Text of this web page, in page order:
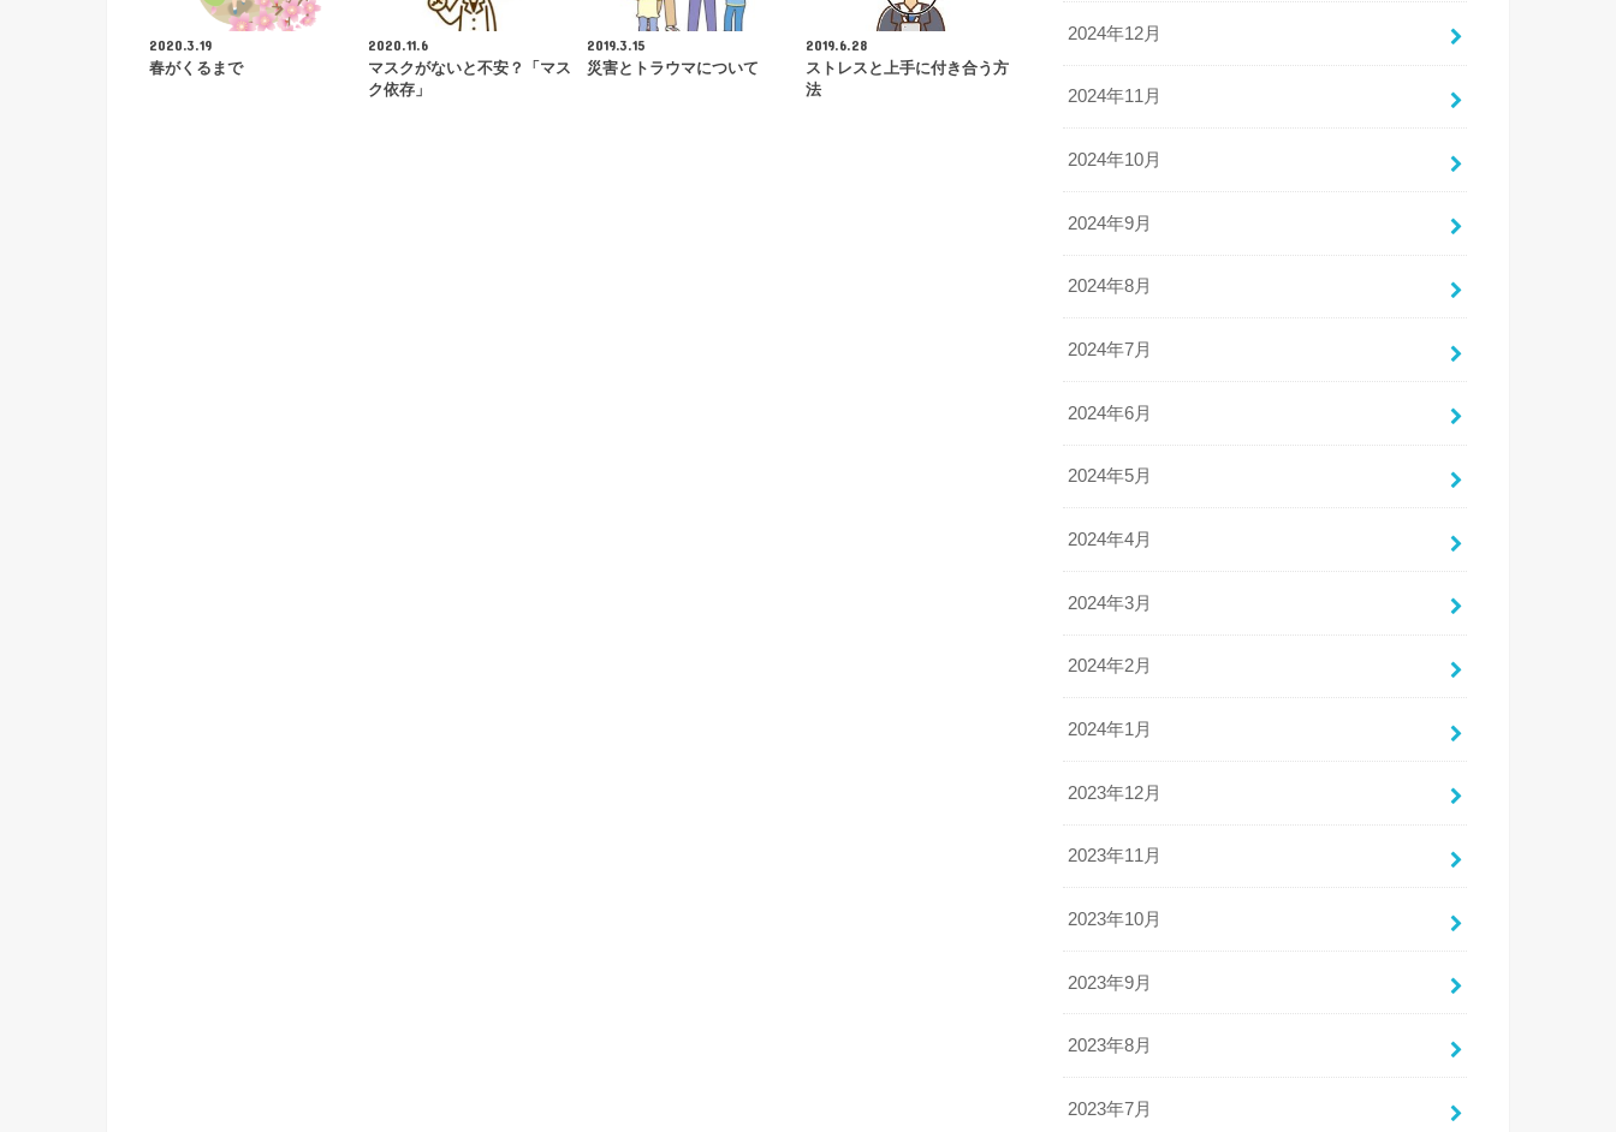
2020.3.19
春がくるまで
2020.11.6
マスクがないと不安？「マス
ク依存」
2019.3.15
災害とトラウマについて
2019.6.28
ストレスと上手に付き合う方
法
2024年12月
2024年11月
2024年10月
2024年9月
2024年8月
2024年7月
2024年6月
2024年5月
2024年4月
2024年3月
2024年2月
2024年1月
2023年12月
2023年11月
2023年10月
2023年9月
2023年8月
2023年7月